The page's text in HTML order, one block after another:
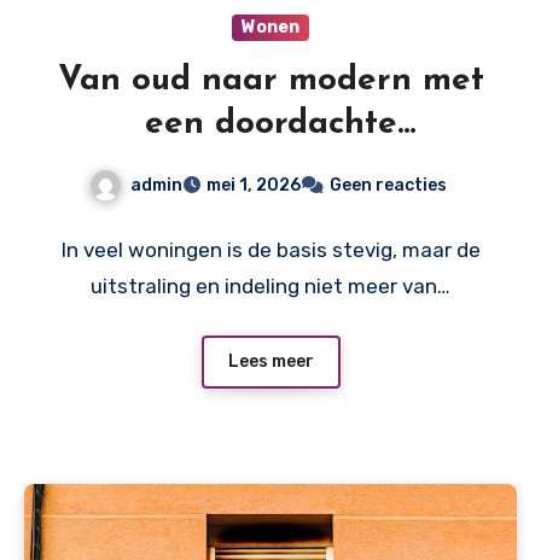
Wonen
Van oud naar modern met
een doordachte
admin mei 1, 2026 Geen reacties
In veel woningen is de basis stevig, maar de
uitstraling en indeling niet meer van…
Lees meer